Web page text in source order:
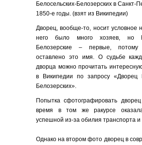
Белосельских-Белозерских в Санкт-
1850-е годы. (взят из Википедии)
Дворец, вообще-то, носит условное
него было много хозяев, но
Белозерские – первые,
оставлено это имя. О судьбе
дворца можно прочитать
в Википедии по запросу «Дворец
Белозерских».
Попытка сфотографировать
время в том же ракурсе
успешной из-за обилия транспорта
Однако на втором фото дворец в